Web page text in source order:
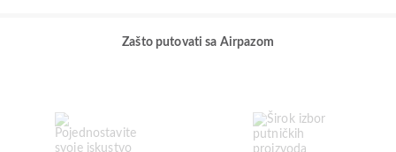
Zašto putovati sa Airpazom